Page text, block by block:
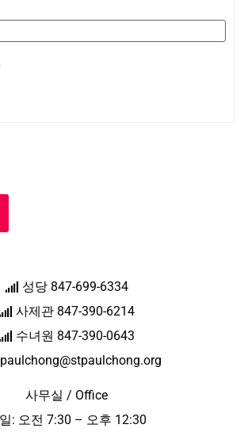
성당 847-699-6334
사제관 847-390-6214
수녀원 847-390-0643
사무실 / Office
: 오전 7:30 – 오후 12:30